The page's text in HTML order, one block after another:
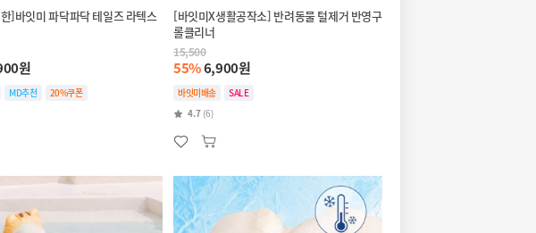
]바잇미 파닥파닥 테일즈 라텍스
원
MD추천
20%쿠폰
[바잇미X생활공작소] 반려동물 털제거 반영구
롤클리너
15,500
55%6,900원
바잇미배송
SALE
4.7 (6)